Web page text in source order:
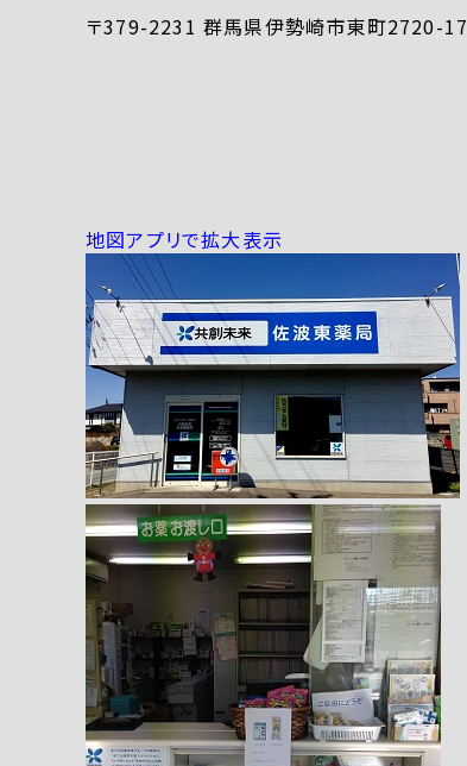
〒379-2231 群馬県伊勢崎市東町2720-17
地図アプリで拡大表示